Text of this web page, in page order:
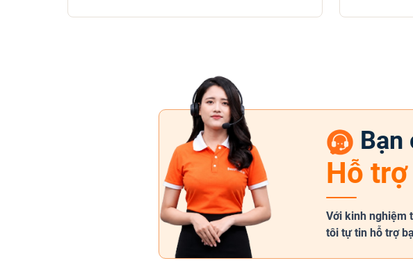
Bạn
Hỗ
Với kinh nghiệm
tôi tự tin hỗ trợ